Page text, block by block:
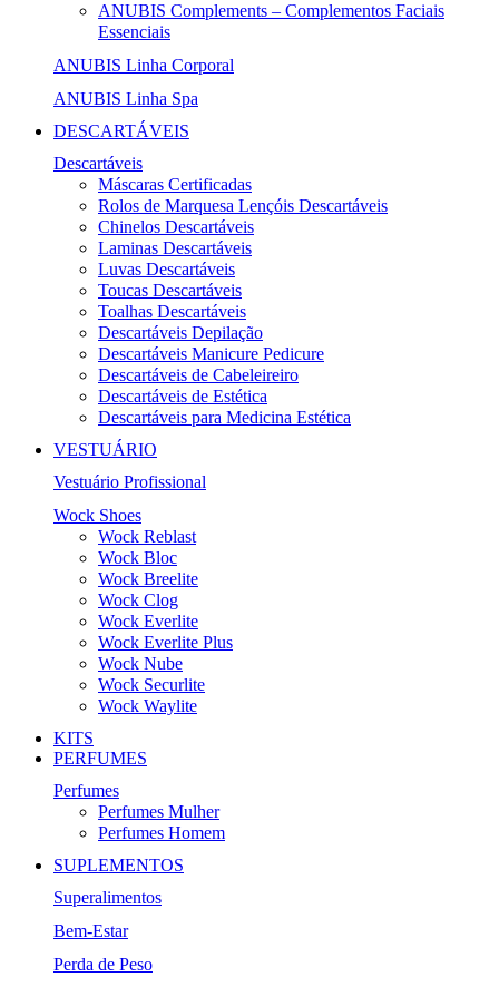
ANUBIS Complements – Complementos Faciais
Essenciais
ANUBIS Linha Corporal
ANUBIS Linha Spa
DESCARTÁVEIS
Descartáveis
Máscaras Certificadas
Rolos de Marquesa Lençóis Descartáveis
Chinelos Descartáveis
Laminas Descartáveis
Luvas Descartáveis
Toucas Descartáveis
Toalhas Descartáveis
Descartáveis Depilação
Descartáveis Manicure Pedicure
Descartáveis de Cabeleireiro
Descartáveis de Estética
Descartáveis para Medicina Estética
VESTUÁRIO
Vestuário Profissional
Wock Shoes
Wock Reblast
Wock Bloc
Wock Breelite
Wock Clog
Wock Everlite
Wock Everlite Plus
Wock Nube
Wock Securlite
Wock Waylite
KITS
PERFUMES
Perfumes
Perfumes Mulher
Perfumes Homem
SUPLEMENTOS
Superalimentos
Bem-Estar
Perda de Peso